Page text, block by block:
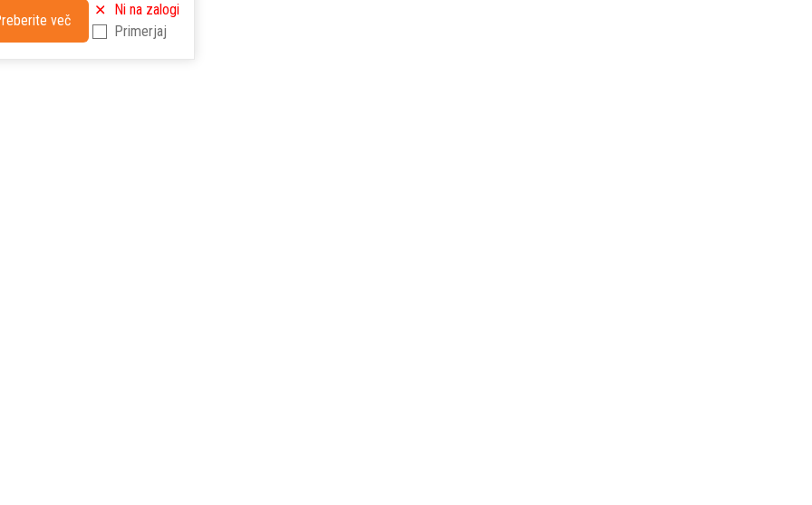
več
Ni na zalogi
Primerjaj